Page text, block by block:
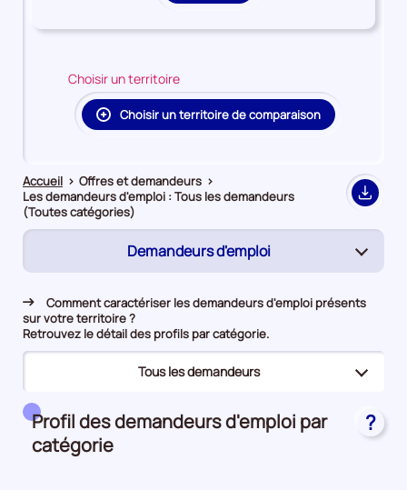
principal
Choisir un territoire
Choisir un territoire de comparaison
Accueil > Offres et demandeurs >
Les demandeurs d'emploi : Tous les demandeurs
(Toutes catégories)
Export
Demandeurs d'emploi
(page
Rapprochement
Offres d’emploi
Comment caractériser les demandeurs d'emploi présents
sur votre territoire ?
Retrouvez le détail des profils par catégorie.
Tous les demandeurs
(page
Tous les demandeurs (page
active)
Profil des demandeurs d'emploi par
catégorie
?